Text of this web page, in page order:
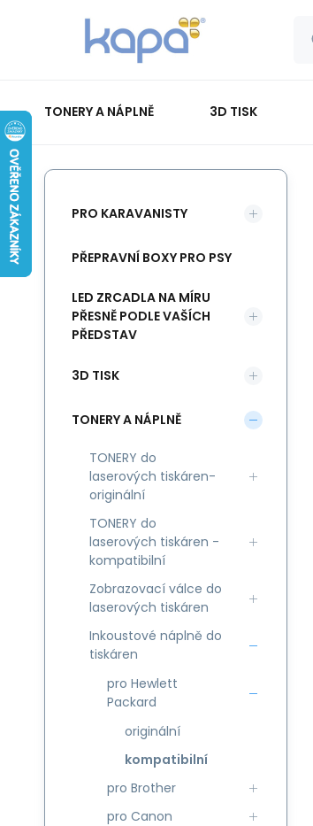
TONERY A NÁPLNĚ 3D TISK
PAPÍR-ETIKETY-BLOKY-OBÁLKY
PRO KARAVANISTY
PŘEPRAVNÍ BOXY PRO PSY
LED ZRCADLA NA MÍRU
PŘESNĚ PODLE VAŠÍCH
PŘEDSTAV
3D TISK
TONERY A NÁPLNĚ
TONERY do
laserových tiskáren-
originální
TONERY do
laserových tiskáren -
kompatibilní
Zobrazovací válce do
laserových tiskáren
Inkoustové náplně do
tiskáren
pro Hewlett
Packard
originální
kompatibilní
pro Brother
pro Canon